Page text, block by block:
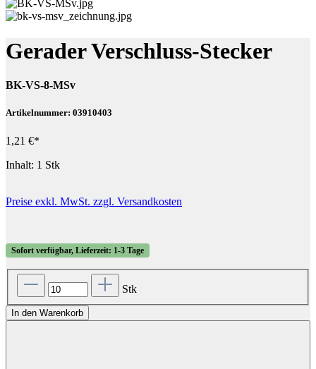
Gerader Verschluss-Stecker
BK-VS-8-MSv
Artikelnummer: 03910403
1,21 €*
Inhalt: 1 Stk
Preise exkl. MwSt. zzgl. Versandkosten
Sofort verfügbar, Lieferzeit: 1-3 Tage
Stk
In den Warenkorb